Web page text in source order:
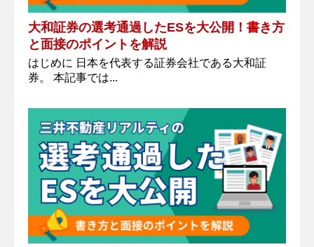
大和証券の選考通過したESを大公開！書き方
と面接のポイントを解説
はじめに 日本を代表する証券会社である大和証
券。 本記事では...